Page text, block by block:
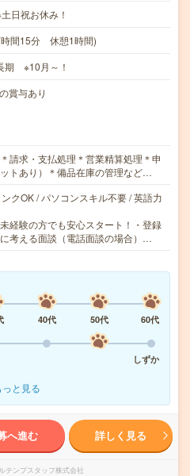
日祝お休み！
間15分 休憩1時間)
期 ※10月～！
賞与あり
請求・支払処理＊営業精算処理＊申
トあり）＊備品在庫の管理など…
クOK / パソコンスキル不要 / 英語力
経験の方でも安心スタート！・登録
考える面談（電話面談の場合）…
40代 50代
60代
しずか
っと見る
へ進む 詳しく見る
テンプスタッフ株式会社